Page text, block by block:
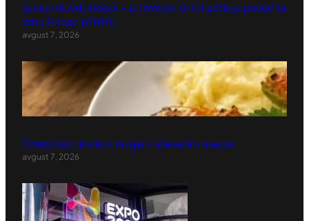
(LIVESTREAM) SRBIJA – LITVANIJA: Orlići počinju pohod ka
vrhu Evrope (VIDEO)
avgust 7, 2026
ČAMCI OD TIKVICA: Punjeni mlevenim mesom
avgust 7, 2026